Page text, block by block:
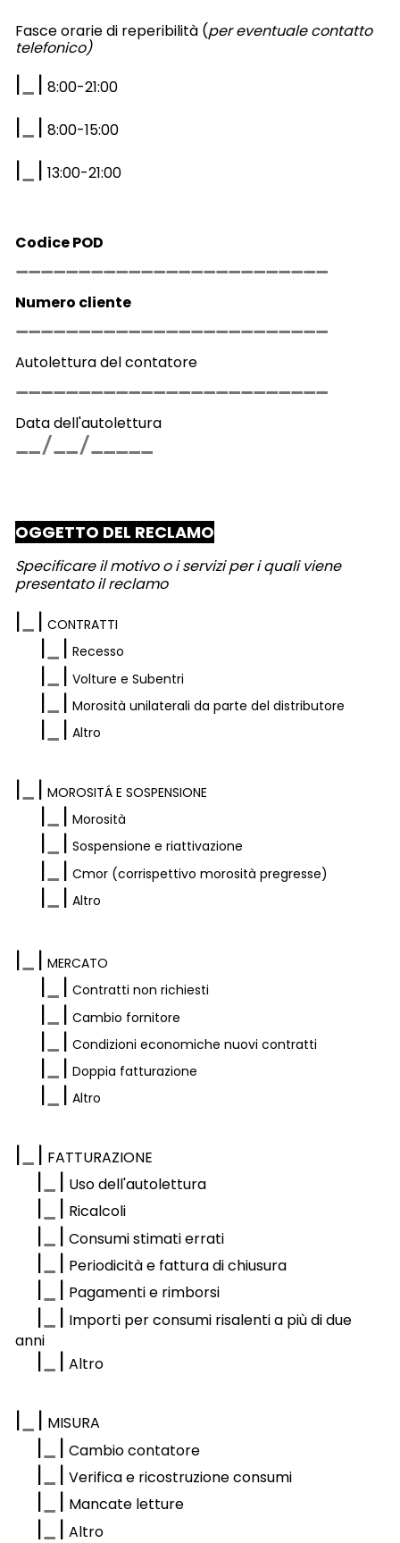
Fasce orarie di reperibilità (per eventuale contatto
telefonico)
| | 8:00-21:00
| | 8:00-15:00
| | 13:00-21:00
Codice POD
Numero cliente
Autolettura del contatore
Data dell'autolettura
OGGETTO DEL RECLAMO
Specificare il motivo o i servizi per i quali viene
presentato il reclamo
| | CONTRATTI
| | Recesso
| | Volture e Subentri
| | Morosità unilaterali da parte del distributore
| | Altro
| | MOROSITÁE SOSPENSIONE
| | Morosità
| | Sospensione e riattivazione
| | Cmor (corrispettivo morosità pregresse)
| | Altro
| | MERCATO
| | Contratti non richiesti
| | Cambio fornitore
| | Condizioni economiche nuovi contratti
| | Doppia fatturazione
| | Altro
| | FATTURAZIONE
| | Uso dell'autolettura
| | Ricalcoli
| | Consumi stimati errati
| | Periodicità e fattura di chiusura
| | Pagamenti e rimborsi
| | Importi per consumi risalenti a più di due
anni
| | Altro
| | MISURA
| | Cambio contatore
| | Verifica e ricostruzione consumi
| | Mancate letture
| | Altro